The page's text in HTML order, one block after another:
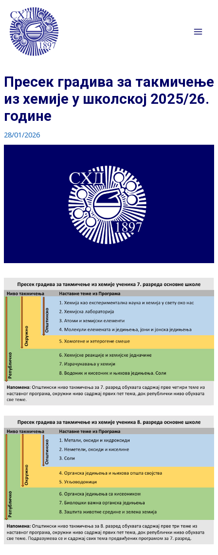
садржај
Пресек градива за такмичење
из хемије у школској 2025/26.
године
28/01/2026